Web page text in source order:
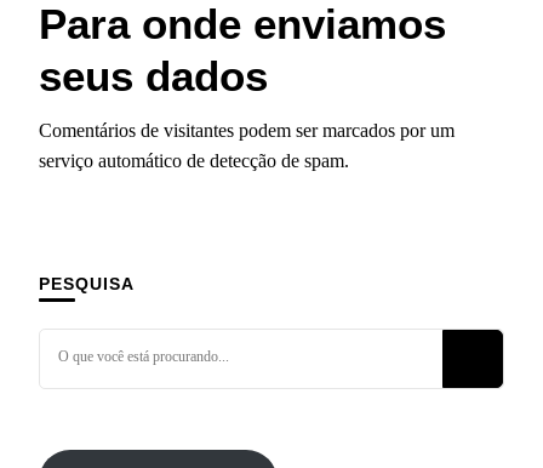
Para onde enviamos
seus dados
Comentários de visitantes podem ser marcados por um
serviço automático de detecção de spam.
PESQUISA